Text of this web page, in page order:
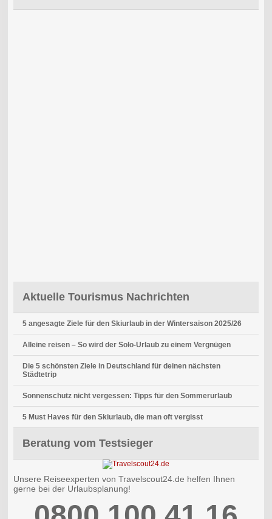
Aktuelle Tourismus Nachrichten
5 angesagte Ziele für den Skiurlaub in der Wintersaison 2025/26
Alleine reisen – So wird der Solo-Urlaub zu einem Vergnügen
Die 5 schönsten Ziele in Deutschland für deinen nächsten
Städtetrip
Sonnenschutz nicht vergessen: Tipps für den Sommerurlaub
5 Must Haves für den Skiurlaub, die man oft vergisst
Beratung vom Testsieger
Unsere Reiseexperten von Travelscout24.de helfen Ihnen
gerne bei der Urlaubsplanung!